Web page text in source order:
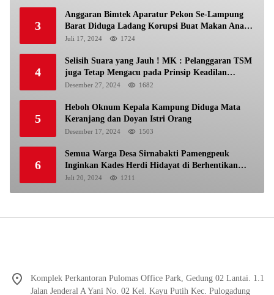
3
Anggaran Bimtek Aparatur Pekon Se-Lampung
Barat Diduga Ladang Korupsi Buat Makan Anak
Istri
Juli 17, 2024 1724
4
Selisih Suara yang Jauh ! MK : Pelanggaran TSM
juga Tetap Mengacu pada Prinsip Keadilan
Pemilu
Desember 27, 2024 1682
5
Heboh Oknum Kepala Kampung Diduga Mata
Keranjang dan Doyan Istri Orang
Desember 17, 2024 1503
6
Semua Warga Desa Sirnabakti Pamengpeuk
Inginkan Kades Herdi Hidayat di Berhentikan
Dari Jabatan nya
Juli 20, 2024 1211
Komplek Perkantoran Pulomas Office Park, Gedung 02 Lantai. 1.1
Jalan Jenderal A Yani No. 02 Kel. Kayu Putih Kec. Pulogadung